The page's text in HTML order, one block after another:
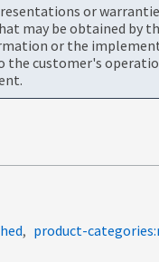
or
may be obtained by
or the
customer's
product-